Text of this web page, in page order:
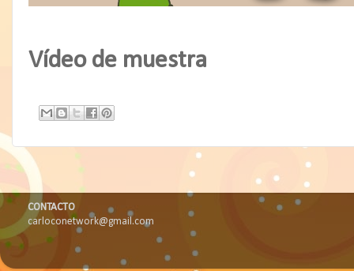
Vídeo de muestra
CONTACTO
carloconetwork@gmail.com